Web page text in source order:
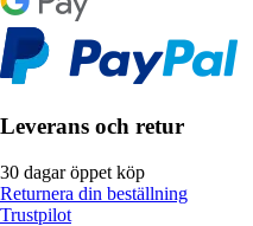
Leverans och retur
30 dagar öppet köp
Returnera din beställning
Trustpilot